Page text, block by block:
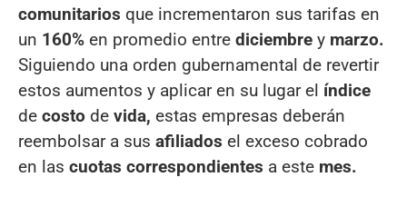
comunitarios que incrementaron sus tarifas en
un 160% en promedio entre diciembre y marzo.
Siguiendo una orden gubernamental de revertir
estos aumentos y aplicar en su lugar el índice
de costo de vida, estas empresas deberán
reembolsar a sus afiliados el exceso cobrado
en las cuotas correspondientes a este mes.